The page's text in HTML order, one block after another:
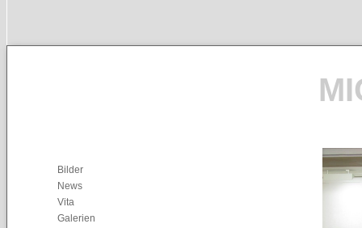
Bilder
News
Vita
Galerien